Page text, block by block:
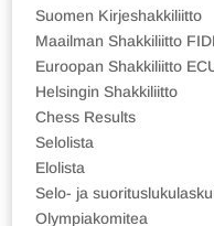
Suomen Kirjeshakkiliitto
Maailman Shakkiliitto
Euroopan Shakkiliitto
Helsingin Shakkiliitto
Chess Results
Selolista
Elolista
Selo- ja
Olympiakomitea